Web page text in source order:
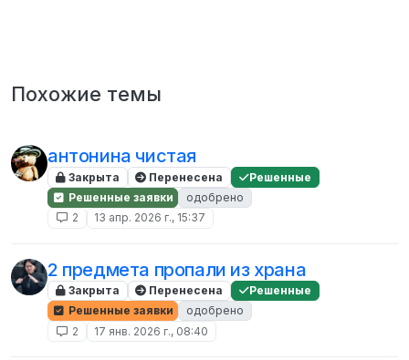
Похожие темы
антонина чистая
Закрыта Перенесена
Решенные
Решенные заявки
одобрено
2
13 апр. 2026 г., 15:37
2 предмета пропали из храна
Закрыта Перенесена
Решенные
Решенные заявки
одобрено
2
17 янв. 2026 г., 08:40